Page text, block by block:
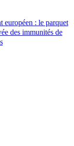
européen : le parquet
des immunités de